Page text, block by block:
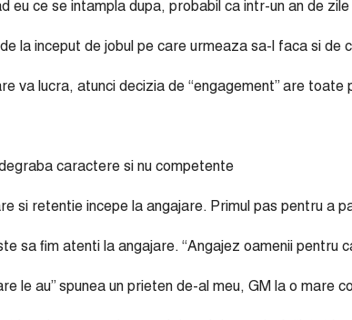
eu ce se intampla dupa, probabil ca intr-un an de
la inceput de jobul pe care urmeaza sa-l faca si de
va lucra, atunci decizia de “engagement” are toate
caractere si nu competente
si retentie incepe la angajare. Primul pas pentru a
sa fim atenti la angajare. “Angajez oamenii pentru
le au” spunea un prieten de-al meu, GM la o mare